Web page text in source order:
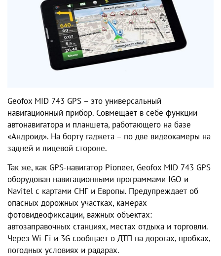
Geofox MID 743 GPS – это универсальный
навигационный прибор. Совмещает в себе функции
автонавигатора и планшета, работающего на базе
«Андроид». На борту гаджета – по две видеокамеры на
задней и лицевой стороне.
Так же, как GPS-навигатор Pioneer, Geofox MID 743 GPS
оборудован навигационными программами IGO и
Navitel с картами СНГ и Европы. Предупреждает об
опасных дорожных участках, камерах
фотовидеофиксации, важных объектах:
автозаправочных станциях, местах отдыха и торговли.
Через Wi-Fi и 3G сообщает о ДТП на дорогах, пробках,
погодных условиях и радарах.